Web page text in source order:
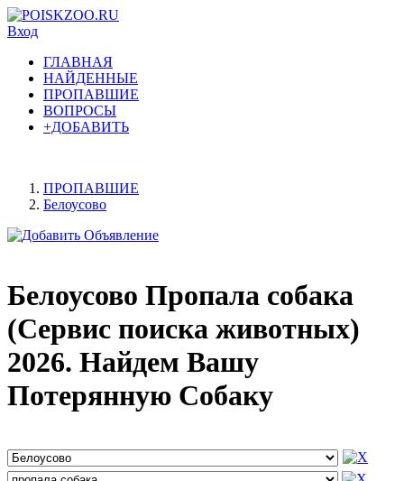
Вход
ГЛАВНАЯ
НАЙДЕННЫЕ
ПРОПАВШИЕ
ВОПРОСЫ
+ДОБАВИТЬ
ПРОПАВШИЕ
Белоусово
Белоусово Пропала собака
(Сервис поиска животных)
2026. Найдем Вашу
Потерянную Собаку